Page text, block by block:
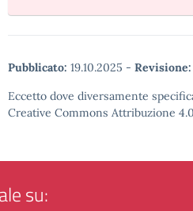
Pubblicato: 19.10.2025 - Revisione:
Eccetto dove diversamente
Creative Commons Attribuzione
su: